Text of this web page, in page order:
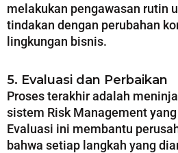
melakukan pengawasan rutin
tindakan dengan perubahan
lingkungan bisnis.
5. Evaluasi dan Perbaikan
Proses terakhir adalah
sistem Risk Management
Evaluasi ini membantu
bahwa setiap langkah yang